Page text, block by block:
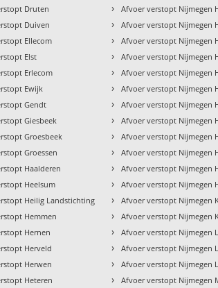
Druten
Duiven
Ellecom
Elst
Erlecom
Ewijk
Gendt
Giesbeek
Groesbeek
Groessen
Haalderen
Heelsum
Heilig Landstichting
Hemmen
Hernen
Herveld
Herwen
Heteren
› Afvoer verstopt Nijmegen
› Afvoer verstopt Nijmegen
› Afvoer verstopt Nijmegen
› Afvoer verstopt Nijmegen
› Afvoer verstopt Nijmegen
› Afvoer verstopt Nijmegen
› Afvoer verstopt Nijmegen
› Afvoer verstopt Nijmegen
› Afvoer verstopt Nijmegen
› Afvoer verstopt Nijmegen
› Afvoer verstopt Nijmegen
› Afvoer verstopt Nijmegen
› Afvoer verstopt Nijmegen
› Afvoer verstopt Nijmegen
› Afvoer verstopt Nijmegen
› Afvoer verstopt Nijmegen
› Afvoer verstopt Nijmegen
› Afvoer verstopt Nijmegen